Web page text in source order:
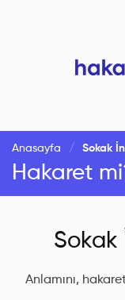
Anasayfa Sokak
Hakaret
Sokak
Anlamını,